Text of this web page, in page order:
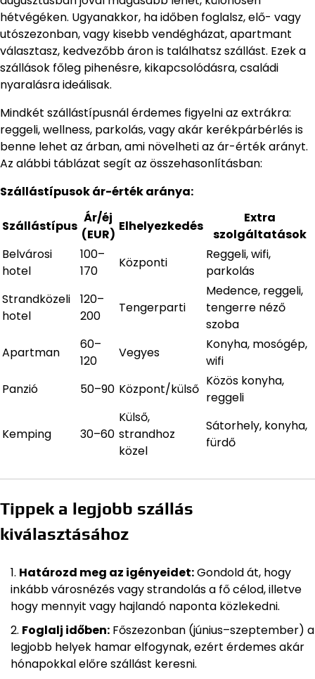
hétvégéken. Ugyanakkor, ha időben foglalsz, elő- vagy
utószezonban, vagy kisebb vendégházat, apartmant
választasz, kedvezőbb áron is találhatsz szállást. Ezek a
szállások főleg pihenésre, kikapcsolódásra, családi
nyaralásra ideálisak.
Mindkét szállástípusnál érdemes figyelni az extrákra:
reggeli, wellness, parkolás, vagy akár kerékpárbérlés is
benne lehet az árban, ami növelheti az ár-érték arányt.
Az alábbi táblázat segít az összehasonlításban:
Szállástípusok ár-érték aránya:
Szállástípus
Ár/éj
(EUR)
Elhelyezkedés
Extra
szolgáltatások
Belvárosi
hotel
100–
170
Központi
Reggeli, wifi,
parkolás
Strandközeli
hotel
120–
200
Tengerparti
Medence, reggeli,
tengerre néző
szoba
Apartman
60–
120
Vegyes
Konyha, mosógép,
wifi
Panzió
50–90 Központ/külső
Közös konyha,
reggeli
Kemping 30–60
Külső,
strandhoz
közel
Sátorhely, konyha,
fürdő
Tippek a legjobb szállás
kiválasztásához
Határozd meg az igényeidet:Gondold át, hogy
inkább városnézés vagy strandolás a fő célod, illetve
hogy mennyit vagy hajlandó naponta közlekedni.
Foglalj időben: Főszezonban (június–szeptember) a
legjobb helyek hamar elfogynak, ezért érdemes akár
hónapokkal előre szállást keresni.